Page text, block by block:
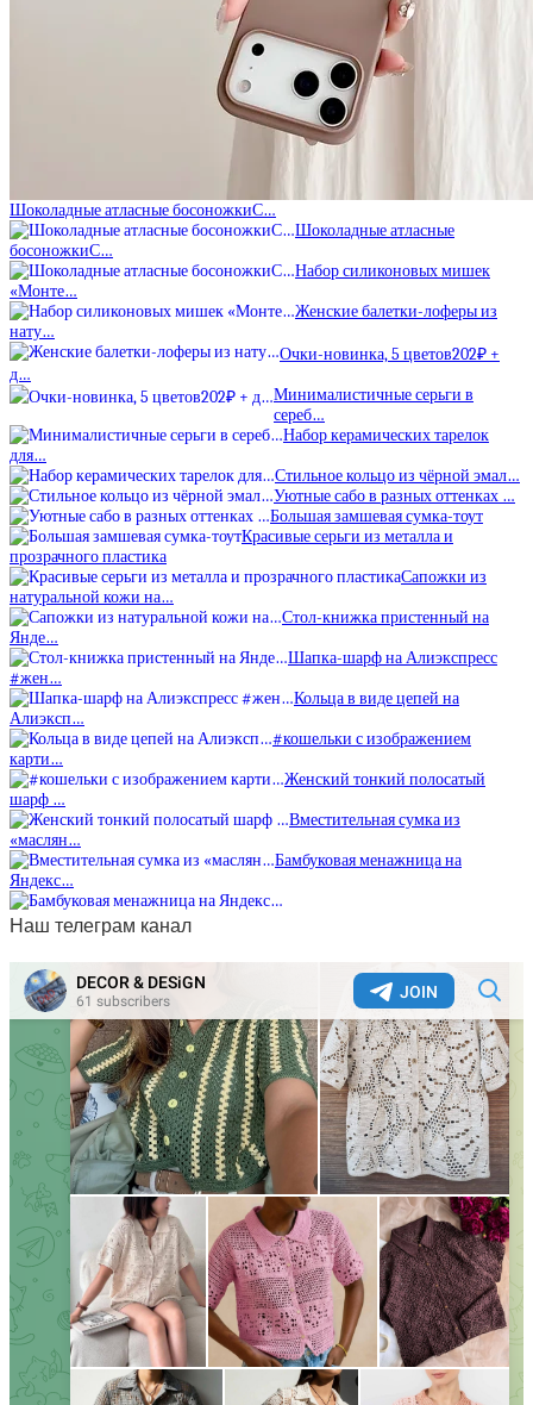
Шоколадные атласные босоножкиС…
Шоколадные атласные
босоножкиС…
Набор силиконовых мишек
«Монте…
Женские балетки-лоферы из
нату…
Очки-новинка, 5 цветов202₽ +
д…
Минималистичные серьги в
сереб…
Набор керамических тарелок
для…
Стильное кольцо из чёрной эмал…
Уютные сабо в разных оттенках …
Большая замшевая сумка-тоут
Красивые серьги из металла и
прозрачного пластика
Сапожки из
натуральной кожи на…
Стол-книжка пристенный на
Янде…
Шапка-шарф на Алиэкспресс
#жен…
Кольца в виде цепей на
Алиэксп…
#кошельки с изображением
карти…
Женский тонкий полосатый
шарф …
Вместительная сумка из
«маслян…
Бамбуковая менажница на
Яндекс…
Наш телеграм канал